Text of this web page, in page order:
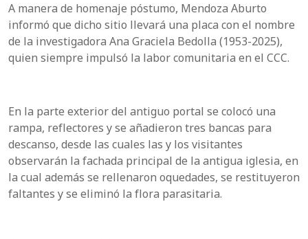
A manera de homenaje póstumo, Mendoza Aburto
informó que dicho sitio llevará una placa con el nombre
de la investigadora Ana Graciela Bedolla (1953-2025),
quien siempre impulsó la labor comunitaria en el CCC.
En la parte exterior del antiguo portal se colocó una
rampa, reflectores y se añadieron tres bancas para
descanso, desde las cuales las y los visitantes
observarán la fachada principal de la antigua iglesia, en
la cual además se rellenaron oquedades, se restituyeron
faltantes y se eliminó la flora parasitaria.